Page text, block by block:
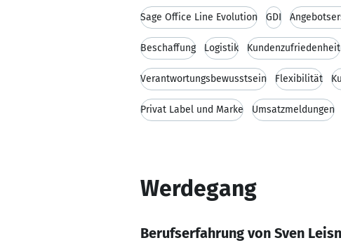
Sage Office Line Evolution GDI
Beschaffung Logistik Kundenzufriedenheit
Verantwortungsbewusstsein Flexibilität
Privat Label und Marke Umsatzmeldungen
Werdegang
Berufserfahrung von Sven